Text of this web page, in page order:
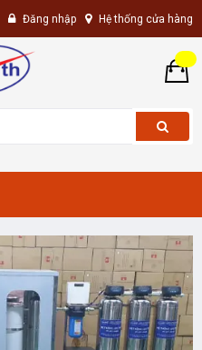
Đăng nhập Hệ thống cửa hàng